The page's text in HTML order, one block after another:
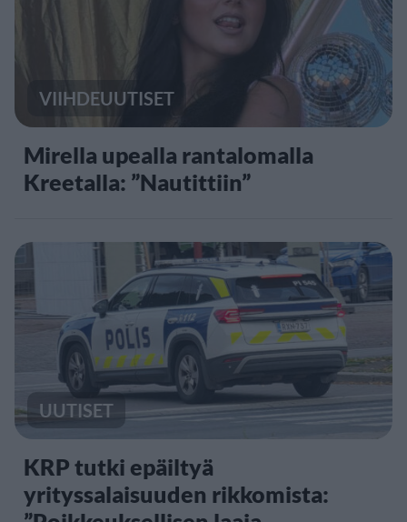
VIIHDEUUTISET
Mirella upealla rantalomalla
Kreetalla: ”Nautittiin”
UUTISET
KRP tutki epäiltyä
yrityssalaisuuden rikkomista: